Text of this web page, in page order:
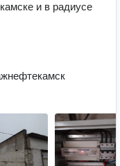
и в радиусе